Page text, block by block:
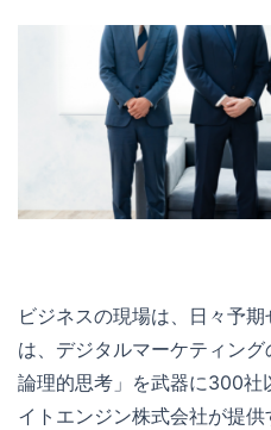
ビジネスの現場は、日々予
は、デジタルマーケティン
論理的思考」を武器に300社
イトエンジン株式会社が提